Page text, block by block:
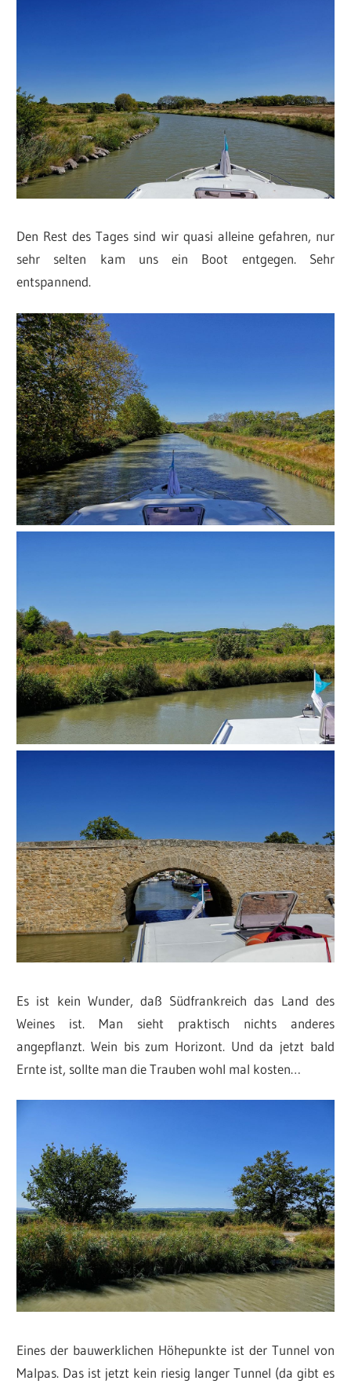
Den Rest des Tages sind wir quasi alleine gefahren, nur
sehr selten kam uns ein Boot entgegen. Sehr
entspannend.
Es ist kein Wunder, daß Südfrankreich das Land des
Weines ist. Man sieht praktisch nichts anderes
angepflanzt. Wein bis zum Horizont. Und da jetzt bald
Ernte ist, sollte man die Trauben wohl mal kosten…
Eines der bauwerklichen Höhepunkte ist der Tunnel von
Malpas. Das ist jetzt kein riesig langer Tunnel (da gibt es